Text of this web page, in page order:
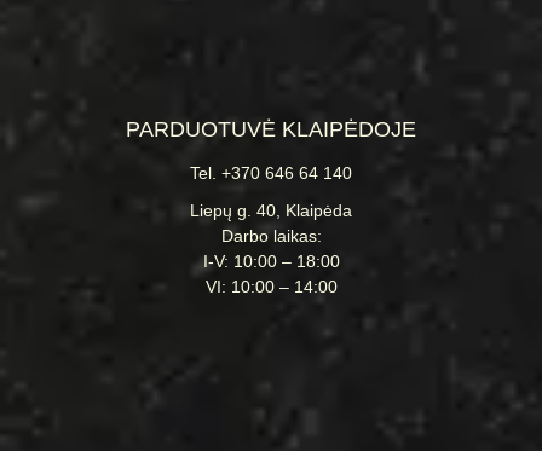
PARDUOTUVĖ KLAIPĖDOJE
Tel. +370 646 64 140
Liepų g. 40, Klaipėda
Darbo laikas:
I-V: 10:00 – 18:00
VI: 10:00 – 14:00